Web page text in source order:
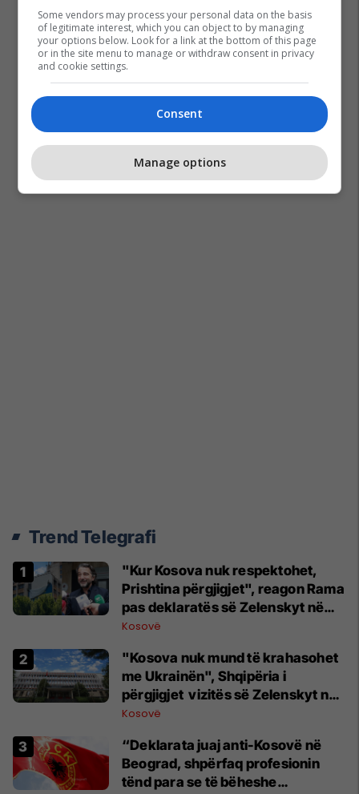
Trend Telegrafi
"Kur Kosova nuk respektohet,
Prishtina përgjigjet", reagon Rama
pas deklaratës së Zelenskyt në
Beograd
Kosovë
"Kosova nuk mund të krahasohet
me Ukrainën", Shqipëria i
përgjigjet vizitës së Zelenskyt në
Serbi
Kosovë
“Deklarata juaj anti-Kosovë në
Beograd, shpërfaq profesionin
tënd para se të bëheshe
Some vendors may process your personal data on the basis
of legitimate interest, which you can object to by managing
your options below. Look for a link at the bottom of this page
or in the site menu to manage or withdraw consent in privacy
and cookie settings.
Consent
Manage options